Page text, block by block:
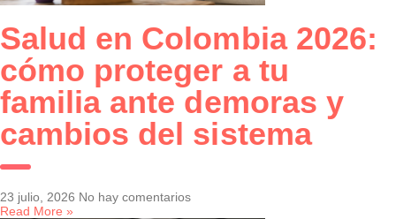
Salud en Colombia 2026:
cómo proteger a tu
familia ante demoras y
cambios del sistema
23 julio, 2026 No hay comentarios
Read More »